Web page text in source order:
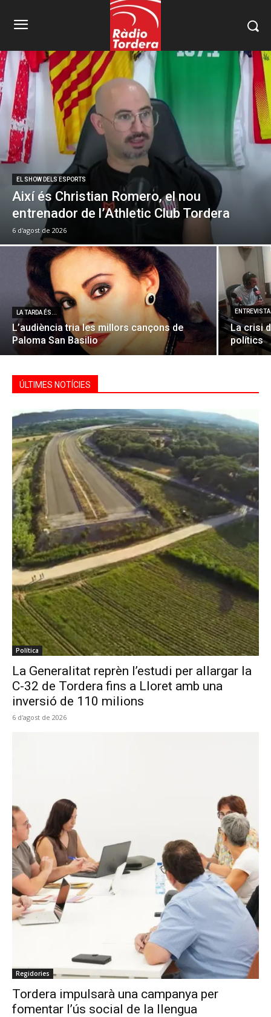
EL SHOW DELS ESPORTS
Així és Christian Romero, el nou
entrenador de l’Athletic Club Tordera
6 d'agost de 2026
LA TARDA ÉS...
L’audiència tria les millors cançons de
Paloma San Basilio
La crisi
polítics
ÚLTIMES NOTÍCIES
Política
La Generalitat reprèn l’estudi per allargar la
C-32 de Tordera fins a Lloret amb una
inversió de 110 milions
6 d'agost de 2026
Regidories
Tordera impulsarà una campanya per
fomentar l’ús social de la llengua